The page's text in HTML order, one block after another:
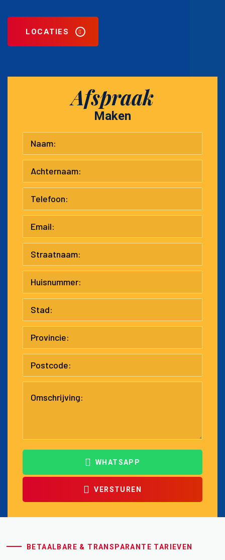
LOCATIES
Afspraak
Maken
WHATSAPP
VERSTUREN
BETAALBARE & TRANSPARANTE TARIEVEN